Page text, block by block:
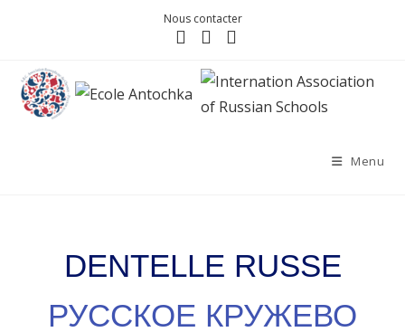
Nous contacter
Menu
DENTELLE RUSSE
РУССКОЕ КРУЖЕВО